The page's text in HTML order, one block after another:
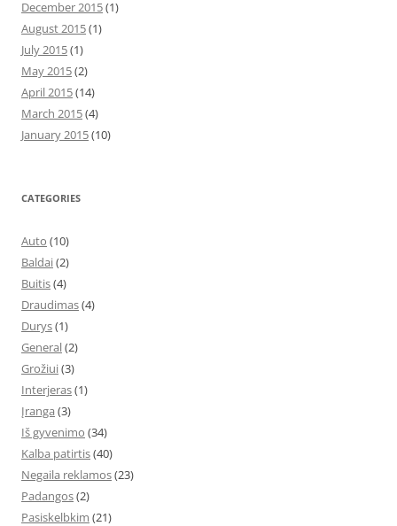
December 2015(1)
August 2015(1)
July 2015(1)
May 2015(2)
April 2015(14)
March 2015(4)
January 2015(10)
CATEGORIES
Auto (10)
Baldai(2)
Buitis(4)
Draudimas(4)
Durys(1)
General(2)
Grožiui(3)
Interjeras(1)
Įranga (3)
Iš gyvenimo (34)
Kalba patirtis(40)
Negaila reklamos(23)
Padangos(2)
Pasiskelbkim (21)